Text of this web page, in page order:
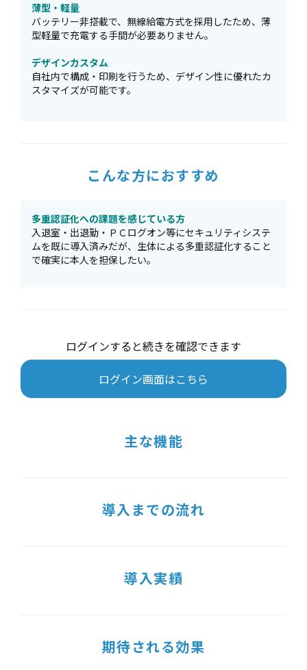
薄型・軽量
バッテリー非搭載で、無線給電方式を採用したため、薄
型軽量で充電する手間が必要ありません。
デザインカスタム
自社内で構成・印刷を行うため、デザイン性に優れたカ
スタマイズが可能です。
こんな方におすすめ
多重認証化への課題を感じている方
入退室・出退勤・ＰＣログオン等にセキュリティシステ
ムを既に導入済みだが、生体による多重認証化すること
で確実に本人を担保したい。
ログインすると続きを確認できます
ログイン画面はこちら
主な機能
導入までの流れ
導入実績
期待される効果